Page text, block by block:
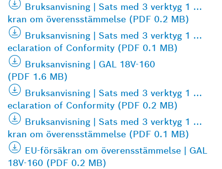
Bruksanvisning | Sats med 3 verktyg 1 ...
kran om överensstämmelse (PDF 0.2 MB)
Bruksanvisning | Sats med 3 verktyg 1 ...
eclaration of Conformity (PDF 0.1 MB)
Bruksanvisning | GAL 18V-160
(PDF 1.6 MB)
Bruksanvisning | Sats med 3 verktyg 1 ...
eclaration of Conformity (PDF 0.2 MB)
Bruksanvisning | Sats med 3 verktyg 1 ...
kran om överensstämmelse (PDF 0.1 MB)
EU-försäkran om överensstämmelse | GAL
18V-160 (PDF 0.2 MB)